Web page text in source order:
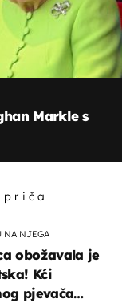
Markle s
NA NJEGA
obožavala je
Kći
pjevača